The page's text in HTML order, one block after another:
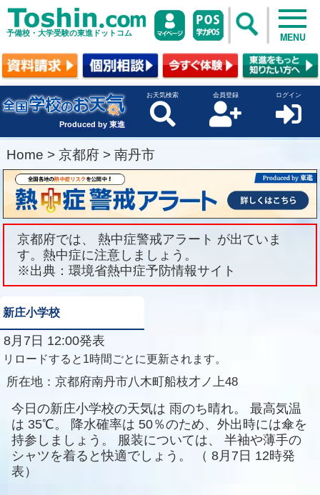
予備校・大学受験の東進ドットコム MENU
Produced by 東進
お天気検索 会員登録 ログイン
Home > 京都府 > 南丹市
京都府では、 熱中症警戒アラート が出ていま
す。熱中症に注意しましょう。
※出典：環境省熱中症予防情報サイト
新庄小学校
8月7日 12:00発表
リロードすると1時間ごとに更新されます。
所在地： 京都府南丹市八木町船枝才ノ上48
今日の新庄小学校の天気は 雨のち晴れ。
最高気温
は 35℃。 降水確率は 50％のため、外出時には傘を
持参しましょう。
服装については、
半袖や薄手の
シャツを着ると快適でしょう。
（ 8月7日 12時発
表）